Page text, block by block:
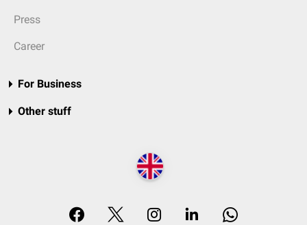
Press
Career
For Business
Other stuff